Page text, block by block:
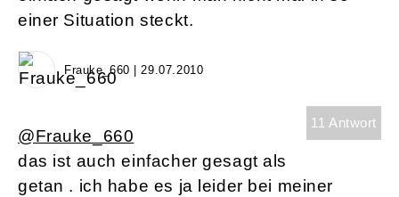
einer Situation steckt.
Frauke_660 | 29.07.2010
11 Antwort
@Frauke_660
das ist auch einfacher gesagt als
getan . ich habe es ja leider bei meiner